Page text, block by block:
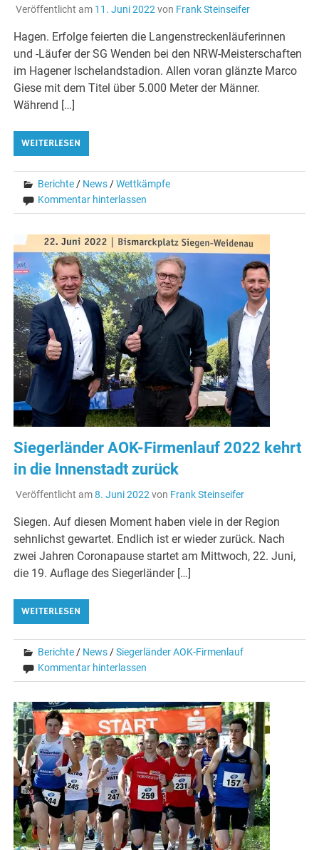
Veröffentlicht am 11. Juni 2022 von Frank Steinseifer
Hagen. Erfolge feierten die Langenstreckenläuferinnen
und -Läufer der SG Wenden bei den NRW-Meisterschaften
im Hagener Ischelandstadion. Allen voran glänzte Marco
Giese mit dem Titel über 5.000 Meter der Männer.
Während […]
WEITERLESEN
Berichte / News /Wettkämpfe
Kommentar hinterlassen
Siegerländer AOK-Firmenlauf 2022 kehrt
in die Innenstadt zurück
Veröffentlicht am8. Juni 2022 von Frank Steinseifer
Siegen. Auf diesen Moment haben viele in der Region
sehnlichst gewartet. Endlich ist er wieder zurück. Nach
zwei Jahren Coronapause startet am Mittwoch, 22. Juni,
die 19. Auflage des Siegerländer […]
WEITERLESEN
Berichte / News /Siegerländer AOK-Firmenlauf
Kommentar hinterlassen